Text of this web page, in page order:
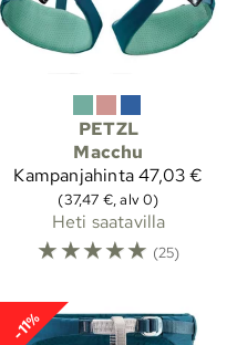
PETZL
Macchu
Kampanjahinta47,03 €
(37,47 €, alv 0)
Heti saatavilla
☆☆☆☆☆ (25)
-11%